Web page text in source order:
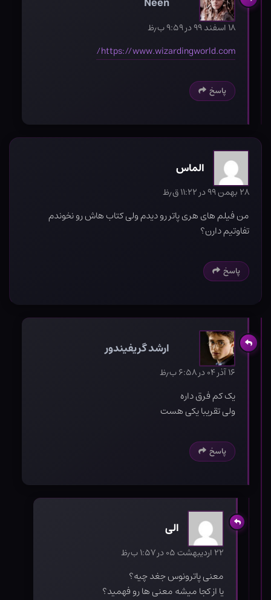
۱۸ اسفند ۹۹ در ۹:۵۹ ب٫ظ
https://www.wizardingworld.com/
پاسخ
الماس
۲۸ بهمن ۹۹ در ۱۱:۲۲ ق٫ظ
من فیلم های هری پاتر رو دیدم ولی کتاب هاش رو نخوندم
تفاوتیم دارن؟
پاسخ
ارشد گریفیندور
۱۶ آذر ۰۴ در ۶:۵۸ ب٫ظ
یک کم فرق داره
ولی تقریبا یکی هست
پاسخ
الی
۲۲ اردیبهشت ۰۵ در ۱:۵۷ ب٫ظ
معنی پاترونوس جغد چیه؟
یا از کجا میشه معنی ها رو فهمید؟